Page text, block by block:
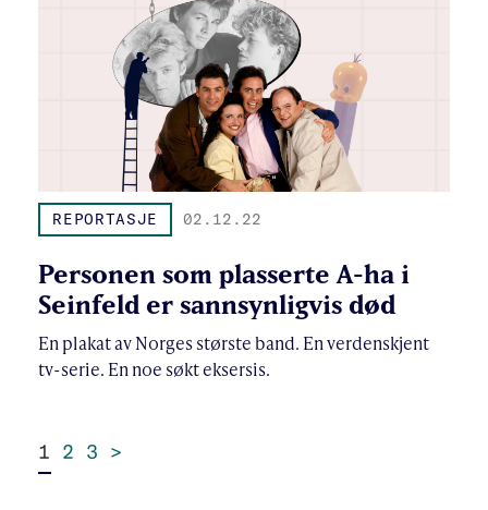
REPORTASJE 02.12.22
Personen som plasserte A-ha i
Seinfeld er sannsynligvis død
En plakat av Norges største band. En verdenskjent
tv-serie. En noe søkt eksersis.
1 2 3 >